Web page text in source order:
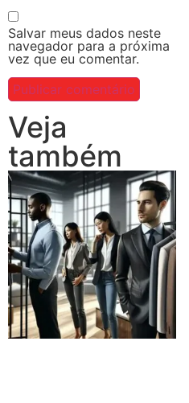
Salvar meus dados neste
navegador para a próxima
vez que eu comentar.
Veja
também